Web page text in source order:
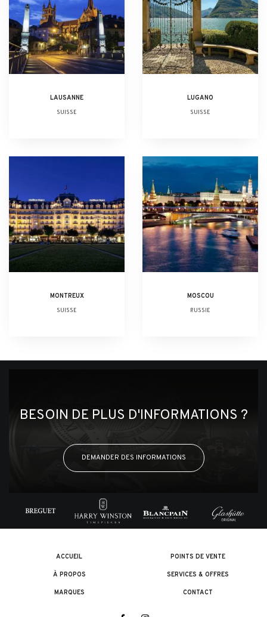
LAUSANNE
SUISSE
LUGANO
SUISSE
MONTREUX
SUISSE
MOSCOU
RUSSIE
BESOIN DE PLUS D'INFORMATIONS ?
DEMANDER DES INFORMATIONS
ACCUEIL
À PROPOS
MARQUES
POINTS DE VENTE
SERVICES & OFFRES
CONTACT